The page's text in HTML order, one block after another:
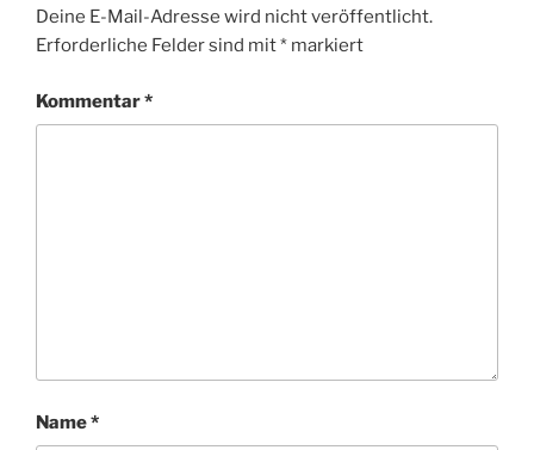
Deine E-Mail-Adresse wird nicht veröffentlicht.
Erforderliche Felder sind mit* markiert
Kommentar*
Name*